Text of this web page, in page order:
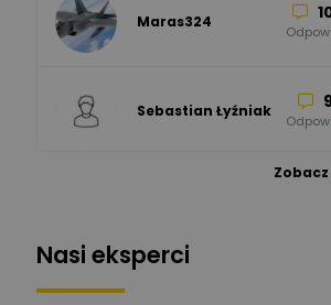
Maras324
Sebastian Łyźniak
Nasi eksperci